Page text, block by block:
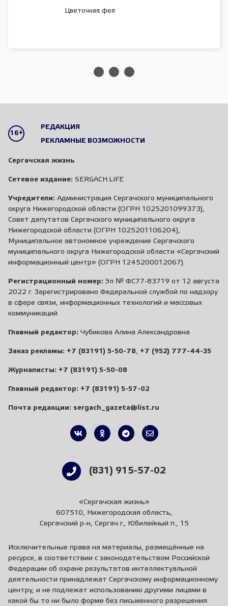
Цветочная фея
16+
РЕДАКЦИЯ
РЕКЛАМНЫЕ ВОЗМОЖНОСТИ
Сергачская жизнь
Сетевое издание: SERGACH.LIFE
Учредители: Администрация Сергачского муниципального
округа Нижегородской области (ОГРН 1025201099373),
Совет депутатов Сергачского муниципального округа
Нижегородской области (ОГРН 1025201106204),
Муниципальное автономное учреждение Сергачского
муниципального округа Нижегородской области «Сергачский
информационный центр» (ОГРН 1245200012067).
Регистрационный номер: Эл № ФС77-83719 от 12 августа
2022 г. Зарегистрировано Федеральной службой по надзору
в сфере связи, информационных технологий и массовых
коммуникаций
Главный редактор: Чубикова Алина Александровна
Заказ рекламы: +7 (83191) 5-50-78 +7 (952) 777-44-35
Журналисты: +7 (83191) 5-50-08
Главный редактор: +7 (83191) 5-57-02
Почта редакции: sergach_gazeta@list.ru
(831) 915-57-02
«Сергачская жизнь»
607510, Нижегородская область,
Сергачский р-н, Сергач г., Юбилейный п., 15
Исключительные права на материалы, размещённые на
ресурсе, в соответствии с законодательством Российской
Федерации об охране результатов интеллектуальной
деятельности принадлежат Сергачскому информационному
центру, и не подлежат использованию другими лицами в
какой бы то ни было форме без письменного разрешения